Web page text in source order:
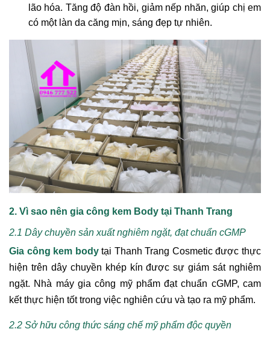
lão hóa. Tăng độ đàn hồi, giảm nếp nhăn, giúp chị em
có một làn da căng mịn, sáng đẹp tự nhiên.
2. Vì sao nên gia công kem Body tại Thanh Trang
2.1 Dây chuyền sản xuất nghiêm ngặt, đạt chuẩn cGMP
Gia công kem bodytại Thanh Trang Cosmetic được thực
hiện trên dây chuyền khép kín được sự giám sát nghiêm
ngặt. Nhà máy gia công mỹ phẩm đạt chuẩn cGMP, cam
kết thực hiện tốt trong việc nghiên cứu và tạo ra mỹ phẩm.
2.2 Sở hữu công thức sáng chế mỹ phẩm độc quyền